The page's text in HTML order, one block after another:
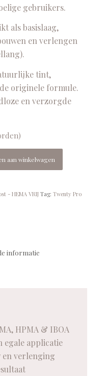
gebruikers.
als basislaag,
en verlengen
tint,
originele formule.
en verzorgde
aan winkelwagen
- HEMA VRIJ Tag: Twenty Pro
informatie
HPMA & IBOA
egale applicatie
en verlenging